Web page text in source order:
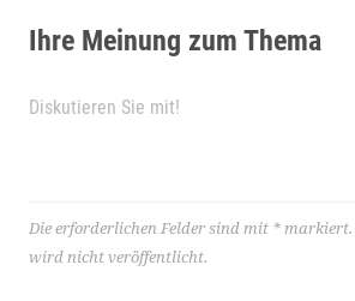
Ihre Meinung zum Thema
Die erforderlichen Felder sind mit *markiert.
wird nicht veröffentlicht.